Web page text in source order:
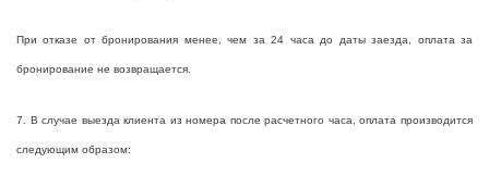
При отказе от бронирования менее, чем за 24 часа до даты заезда, оплата за
бронирование не возвращается.
7. В случае выезда клиента из номера после расчетного часа, оплата производится
следующим образом: